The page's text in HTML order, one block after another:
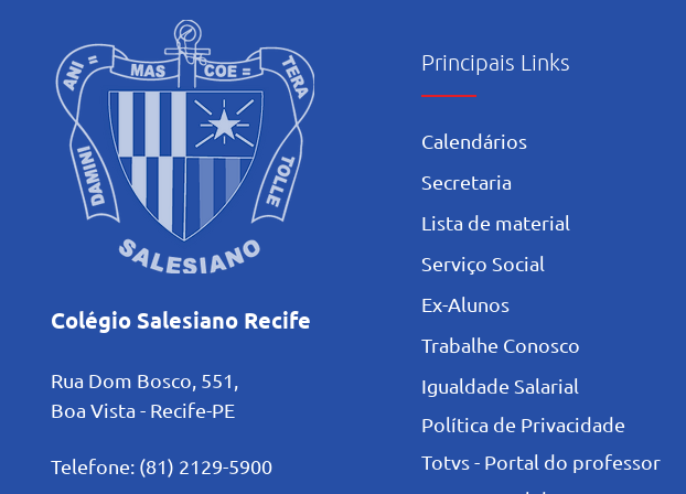
Colégio Salesiano Recife
Rua Dom Bosco, 551,
Boa Vista - Recife-PE
Telefone: (81) 2129-5900
Principais Links
Calendários
Secretaria
L ista de material
Serviço Social
Ex-Alunos
Trabalhe Conosco
Igualdade Salarial
Política de Privacidade
Totvs - Portal do professor